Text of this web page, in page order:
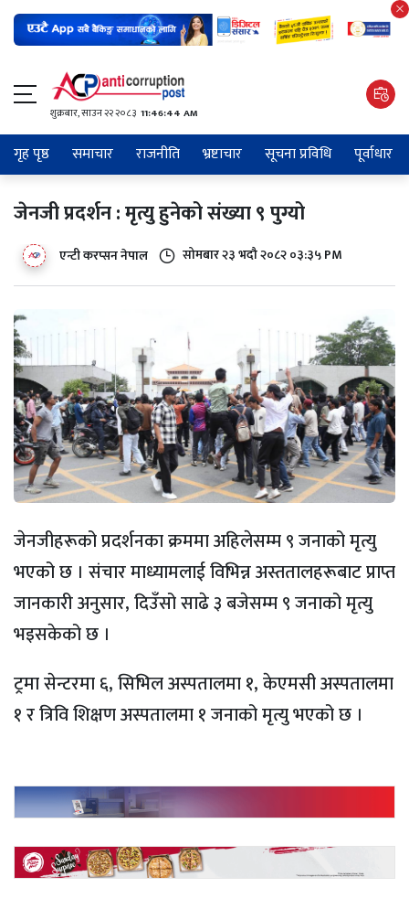
शुक्रबार​, साउन २२ २०८३ 11:46:45 AM
गृह पृष्ठ समाचार राजनीति भ्रष्टाचार सूचना प्रविधि पूर्वाधार
जेनजी प्रदर्शन : मृत्यु हुनेको संख्या ९ पुग्यो
एन्टी करप्सन नेपाल सोमबार २३ भदौ २०८२ ०३:३५ PM
जेनजीहरूको प्रदर्शनका क्रममा अहिलेसम्म ९ जनाको मृत्यु
भएको छ । संचार माध्यामलाई विभिन्न अस्ततालहरूबाट प्राप्त
जानकारी अनुसार, दिउँसो साढे ३ बजेसम्म ९ जनाको मृत्यु
भइसकेको छ ।
ट्रमा सेन्टरमा ६, सिभिल अस्पतालमा १, केएमसी अस्पतालमा
१ र त्रिवि शिक्षण अस्पतालमा १ जनाको मृत्यु भएको छ ।